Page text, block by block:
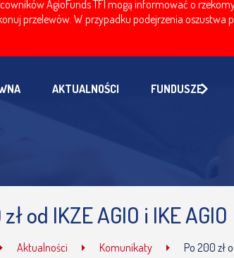
AgioFunds TFI mogą informować o
przelewów. W przypadku podejrzenia
AKTUALNOŚCI FUNDUSZE
od IKZE AGIO i IKE AGIO
Aktualności Komunikaty Po 200 zł